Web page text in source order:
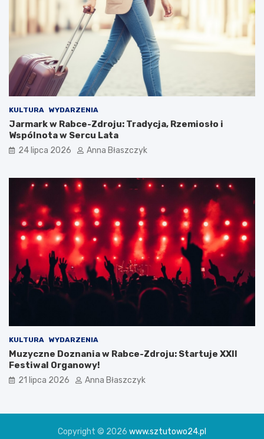
KULTURA WYDARZENIA
Jarmark w Rabce-Zdroju: Tradycja, Rzemiosło i
Wspólnota w Sercu Lata
24 lipca 2026 Anna Błaszczyk
KULTURA WYDARZENIA
Muzyczne Doznania w Rabce-Zdroju: Startuje XXII
Festiwal Organowy!
21 lipca 2026 Anna Błaszczyk
Copyright © 2026 www.sztutowo24.pl